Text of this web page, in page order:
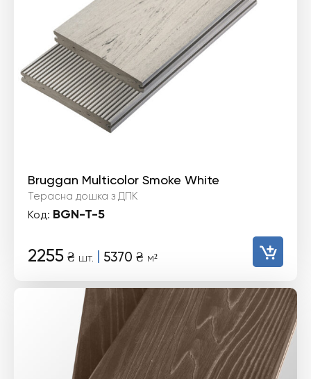
Bruggan Multicolor Smoke White
Терасна дошка з ДПК
Код: BGN-T-5
2255 ₴ шт. | 5370 ₴ м²